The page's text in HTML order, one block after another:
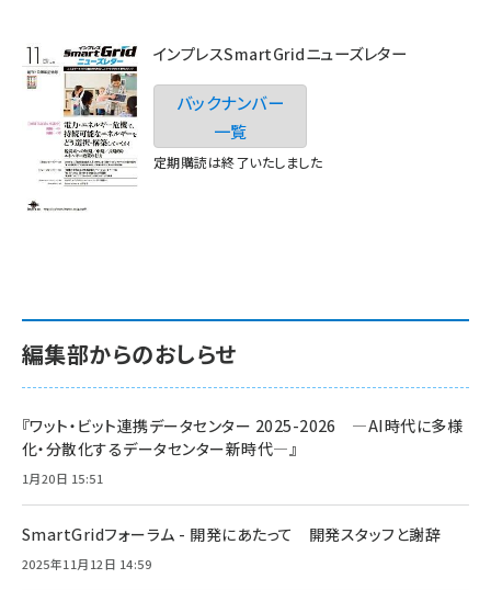
インプレスSmartGridニューズレター
バックナンバー
一覧
定期購読は終了いたしました
編集部からのおしらせ
『ワット・ビット連携データセンター 2025-2026 ―AI時代に多様
化・分散化するデータセンター新時代―』
1月20日 15:51
SmartGridフォーラム - 開発にあたって 開発スタッフと謝辞
2025年11月12日 14:59